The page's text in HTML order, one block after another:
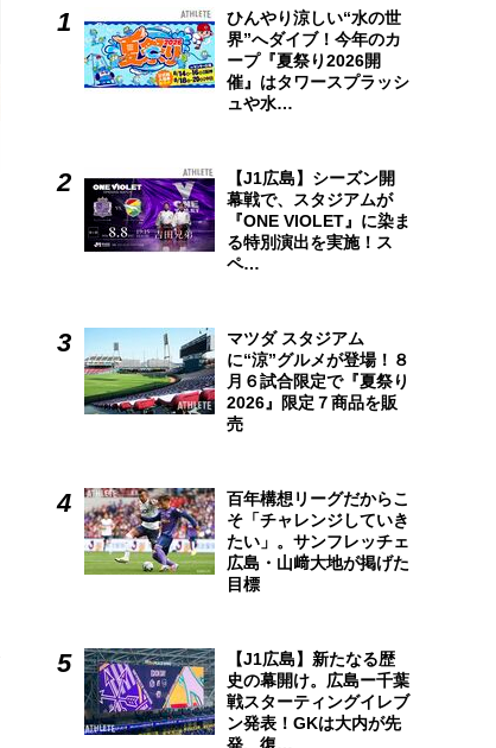
督誕生月刊誌でしか見ることのできないビジュアルも満載
ひんやり涼しい“水の世
界”へダイブ！今年のカ
ープ『夏祭り2026開
催』はタワースプラッシ
ュや水…
【J1広島】シーズン開
幕戦で、スタジアムが
『ONE VIOLET』に染ま
る特別演出を実施！ス
ペ…
マツダ スタジアム
に“涼”グルメが登場！８
月６試合限定で『夏祭り
2026』限定７商品を販
売
百年構想リーグだからこ
そ「チャレンジしていき
たい」。サンフレッチェ
広島・山﨑大地が掲げた
目標
【J1広島】新たなる歴
史の幕開け。広島ー千葉
戦スターティングイレブ
ン発表！GKは大内が先